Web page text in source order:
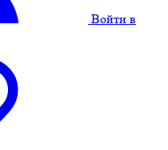
Войти в